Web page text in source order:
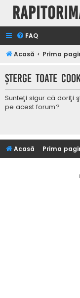
FAQ
Acasă Prima
Şterge toate
Sunteţi sigur că doriţi
pe acest forum?
Acasă Prima